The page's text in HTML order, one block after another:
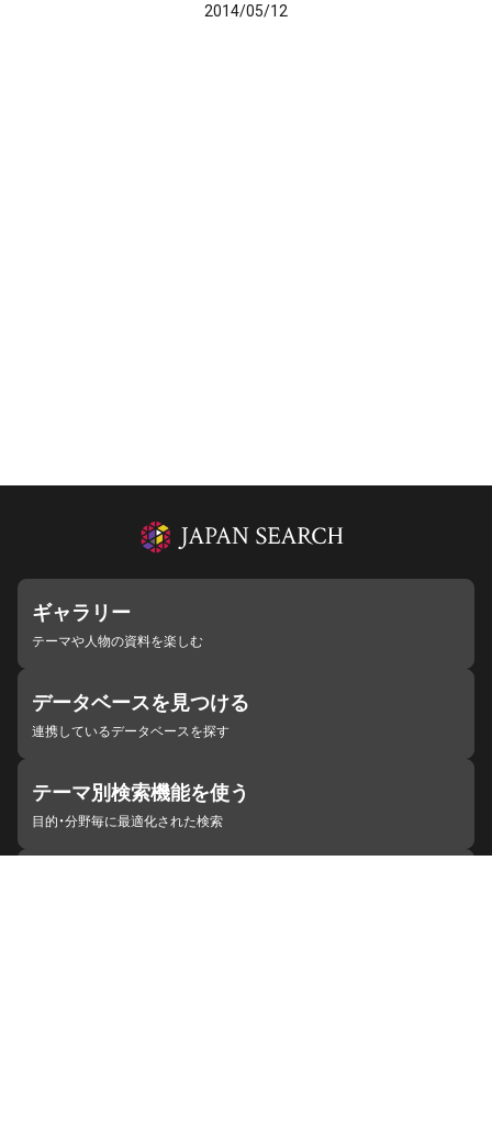
2014/05/12
ギャラリー
テーマや人物の資料を楽しむ
データベースを見つける
連携しているデータベースを探す
テーマ別検索機能を使う
目的・分野毎に最適化された検索